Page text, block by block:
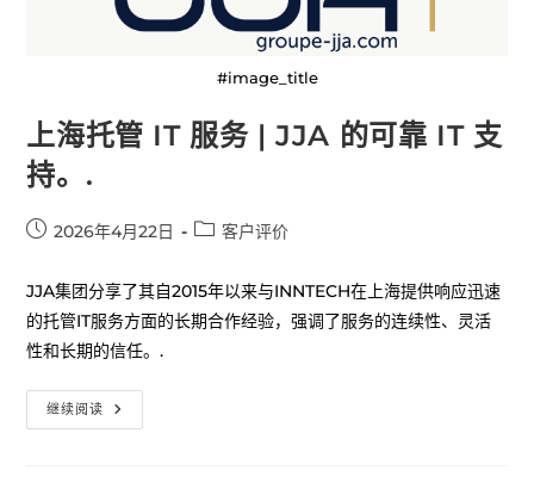
#image_title
上海托管 IT 服务 | JJA 的可靠 IT 支
持。.
2026年4月22日 客户评价
JJA集团分享了其自2015年以来与INNTECH在上海提供响应迅速
的托管IT服务方面的长期合作经验，强调了服务的连续性、灵活
性和长期的信任。.
继续阅读